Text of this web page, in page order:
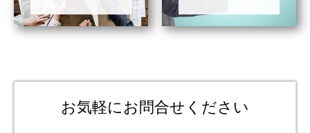
お気軽にお問合せください